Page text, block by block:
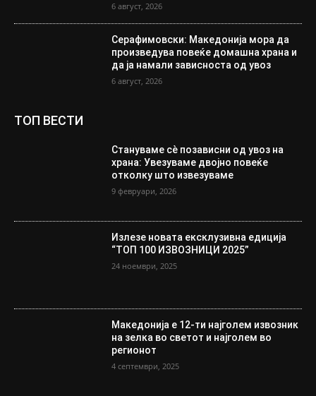
6 август, 2026
Серафимовски: Македонија мора да
произведува повеќе домашна храна и
да ја намали зависноста од увоз
6 август, 2026
ТОП ВЕСТИ
Стануваме сè позависни од увоз на
храна: Увезуваме двојно повеќе
отколку што извезуваме
9 февруари, 2026
Излезе новата ексклузивна едиција
“ТОП 100 ИЗВОЗНИЦИ 2025”
24 ноември, 2025
Македонија е 12-ти најголем извозник
на зелка во светот и најголем во
регионот
4 септември, 2025